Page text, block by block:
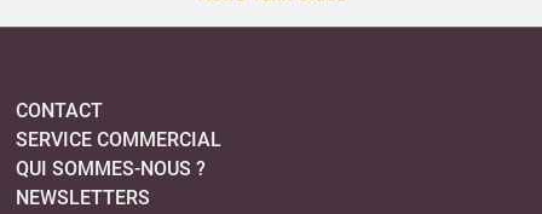
CONTACT
SERVICE COMMERCIAL
QUI SOMMES-NOUS ?
NEWSLETTERS